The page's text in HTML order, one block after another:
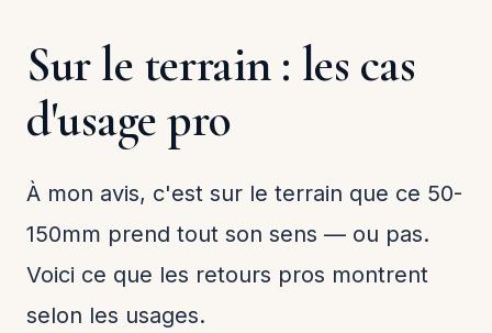
Sur le terrain : les cas
d'usage pro
À mon avis, c'est sur le terrain que ce 50-
150mm prend tout son sens — ou pas.
Voici ce que les retours pros montrent
selon les usages.